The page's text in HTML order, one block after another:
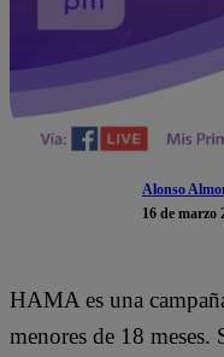
Alonso
16 de marzo
HAMA es una
menores de 18